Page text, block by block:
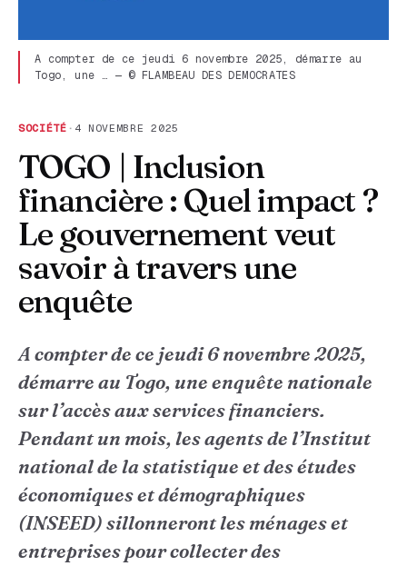
A compter de ce jeudi 6 novembre 2025, démarre au
Togo, une … — © FLAMBEAU DES DEMOCRATES
SOCIÉTÉ · 4 NOVEMBRE 2025
TOGO | Inclusion
financière : Quel impact ?
Le gouvernement veut
savoir à travers une
enquête
A compter de ce jeudi 6 novembre 2025,
démarre au Togo, une enquête nationale
sur l’accès aux services financiers.
Pendant un mois, les agents de l’Institut
national de la statistique et des études
économiques et démographiques
(INSEED) sillonneront les ménages et
entreprises pour collecter des